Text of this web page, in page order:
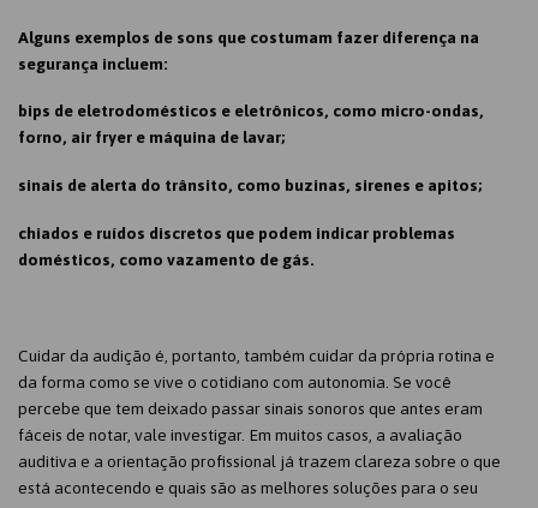
Alguns exemplos de sons que costumam fazer diferença na
segurança incluem:
bips de eletrodomésticos e eletrônicos, como micro-ondas,
forno, air fryer e máquina de lavar;
sinais de alerta do trânsito, como buzinas, sirenes e apitos;
chiados e ruídos discretos que podem indicar problemas
domésticos, como vazamento de gás.
Cuidar da audição é, portanto, também cuidar da própria rotina e
da forma como se vive o cotidiano com autonomia. Se você
percebe que tem deixado passar sinais sonoros que antes eram
fáceis de notar, vale investigar. Em muitos casos, a avaliação
auditiva e a orientação profissional já trazem clareza sobre o que
está acontecendo e quais são as melhores soluções para o seu